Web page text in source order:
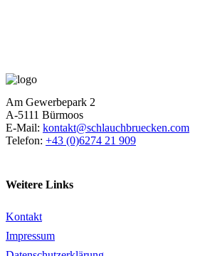
Am Gewerbepark 2
A-5111 Bürmoos
E-Mail: kontakt@schlauchbruecken.com
Telefon: +43 (0)6274 21 909
Weitere Links
Kontakt
Impressum